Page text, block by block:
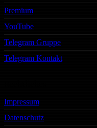
Premium
YouTube
Telegram Gruppe
Telegram Kontakt
Impressum
Datenschutz